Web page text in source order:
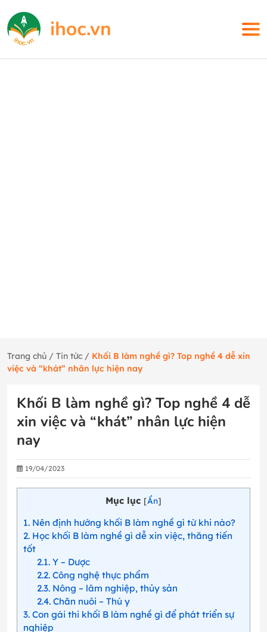
Trang chủ / Tin tức / Khối B làm nghề gì? Top nghề 4 dễ xin
việc và “khát” nhân lực hiện nay
Khối B làm nghề gì? Top nghề 4 dễ
xin việc và “khát” nhân lực hiện
nay
19/04/2023
Mục lục [Ẩn]
1 Nên định hướng khối B làm nghề gì từ khi nào?
2 Học khối B làm nghề gì dễ xin việc, thăng tiến
tốt
2.1Y – Dược
2.2Công nghệ thực phẩm
2.3Nông – lâm nghiệp, thủy sản
2.4Chăn nuôi – Thú y
3 Con gái thi khối B làm nghề gì để phát triển sự
nghiệp